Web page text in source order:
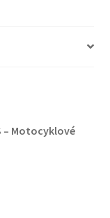
– Motocyklové